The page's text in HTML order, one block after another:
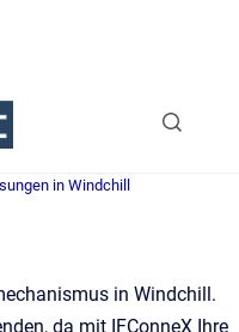
Go to homepage
in Windchill
in Windchill.
da mit IFConneX Ihre